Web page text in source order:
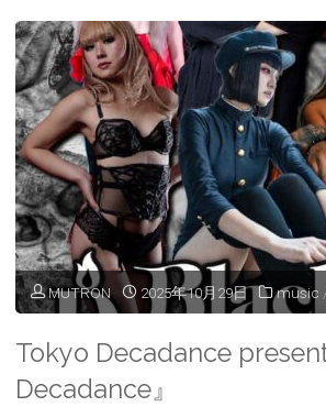
YEAR
END
PARTY"
MUTRON 2025年10月29日 music
Tokyo Decadance
Decadance』